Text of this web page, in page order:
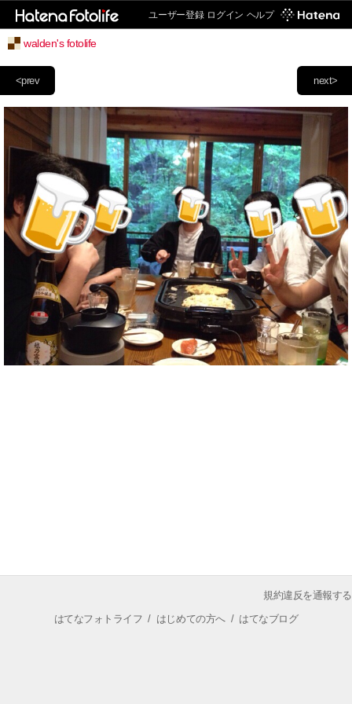
ユーザー登録 ログイン ヘルプ
walden's fotolife
next>
<prev
規約違反を通報する
はてなフォトライフ / はじめての方へ/ はてなブログ